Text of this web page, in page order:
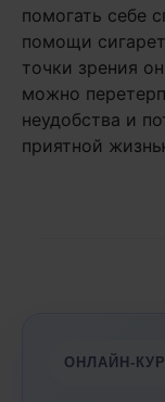
помогать себе
помощи
точки зрения
можно
неудобства и
приятной
ОНЛАЙН-